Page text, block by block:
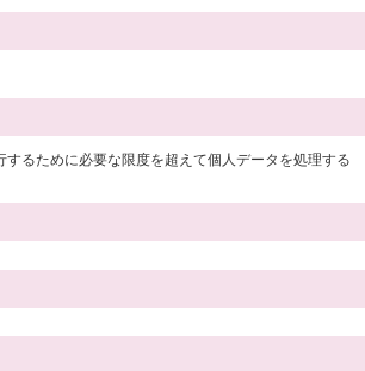
るために必要な限度を超えて個人データを処理する